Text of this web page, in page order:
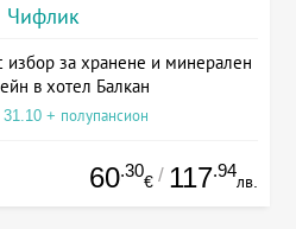
Чифлик
избор за хранене и минерален
в хотел Балкан
+ полупансион
60.30
€ / 117.94
лв.